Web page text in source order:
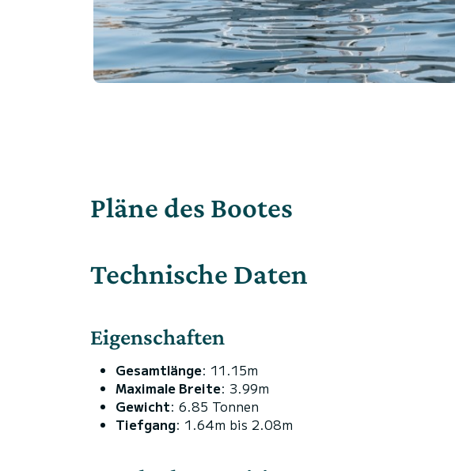
Pläne des Bootes
Technische Daten
Eigenschaften
Gesamtlänge: 11.15m
Maximale Breite: 3.99m
Gewicht: 6.85 Tonnen
Tiefgang: 1.64m bis 2.08m